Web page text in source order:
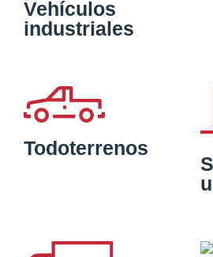
Vehículos
industriales
Todoterrenos